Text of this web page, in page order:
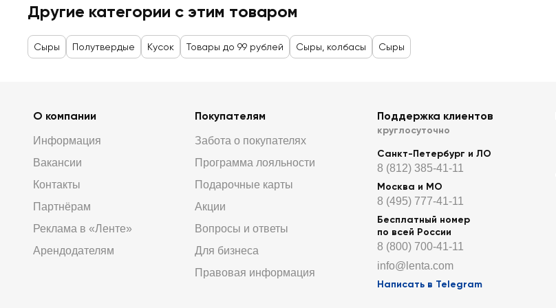
Другие категории с этим товаром
Сыры Полутвердые Кусок Товары до 99 рублей Сыры, колбасы Сыры
О компании
Информация
Вакансии
Контакты
Партнёрам
Реклама в «Ленте»
Арендодателям
Покупателям
Забота о покупателях
Программа лояльности
Подарочные карты
Акции
Вопросы и ответы
Для бизнеса
Правовая информация
Поддержка клиентов
круглосуточно
Санкт-Петербург и ЛО
8 (812) 385-41-11
Москва и МО
8 (495) 777-41-11
Бесплатный номер
по всей России
8 (800) 700-41-11
info@lenta.com
Написать в Telegram